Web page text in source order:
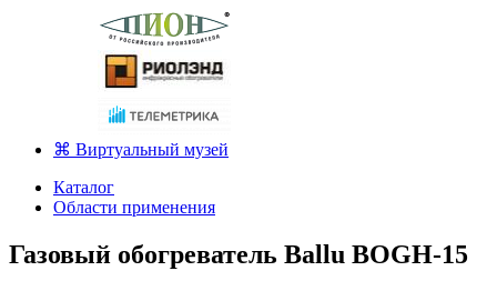
⌘ Виртуальный музей
Каталог
Области применения
Газовый обогреватель Ballu BOGH-15